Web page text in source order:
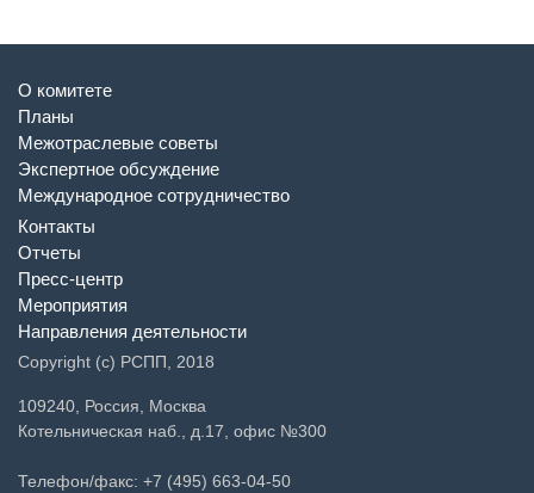
О комитете
Планы
Межотраслевые советы
Экспертное обсуждение
Международное сотрудничество
Контакты
Отчеты
Пресс-центр
Мероприятия
Направления деятельности
Copyright (c) РСПП, 2018
109240, Россия, Москва
Котельническая наб., д.17, офис №300
Телефон/факс: +7 (495) 663-04-50